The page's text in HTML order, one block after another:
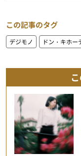
この記事のタグ
デジモノ ドン・キホー